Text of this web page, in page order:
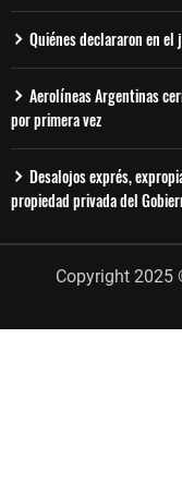
Quiénes declararon en el
Aerolíneas Argentinas
por primera vez
Desalojos exprés,
propiedad privada del
Copyright 2025